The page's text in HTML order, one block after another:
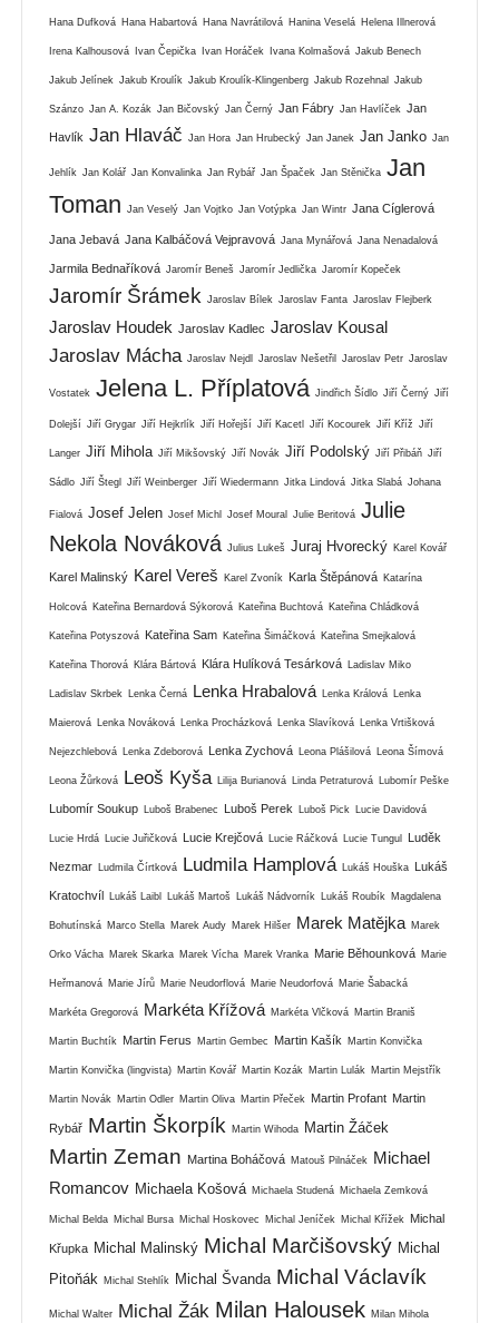
Hana Dufková Hana Habartová Hana Navrátilová Hanina Veselá Helena Illnerová
Irena Kalhousová Ivan Čepička Ivan Horáček Ivana Kolmašová Jakub Benech
Jakub Jelínek Jakub Kroulík Jakub Kroulík-Klingenberg Jakub Rozehnal Jakub
Szánzo Jan A. Kozák Jan Bičovský Jan Černý Jan Fábry Jan Havlíček Jan
Havlík Jan Hlaváč Jan Hora Jan Hrubecký Jan Janek Jan Janko Jan
Jehlík Jan Kolář Jan Konvalinka Jan Rybář Jan Špaček Jan Stěnička Jan
Toman
Jan Veselý Jan Vojtko Jan Votýpka Jan Wintr Jana Cíglerová
Jana Jebavá Jana Kalbáčová Vejpravová Jana Mynářová Jana Nenadalová
Jarmila Bednaříková Jaromír Beneš Jaromír Jedlička Jaromír Kopeček
Jaromír Šrámek Jaroslav Bílek Jaroslav Fanta Jaroslav Flejberk
Jaroslav Houdek Jaroslav Kadlec Jaroslav Kousal
Jaroslav Mácha Jaroslav Nejdl Jaroslav Nešetřil Jaroslav Petr Jaroslav
Vostatek Jelena L. Příplatová Jindřich Šídlo Jiří Černý Jiří
Dolejší Jiří Grygar Jiří Hejkrlík Jiří Hořejší Jiří Kacetl Jiří Kocourek Jiří Kříž Jiří
Langer Jiří Mihola Jiří Mikšovský Jiří Novák Jiří Podolský Jiří Přibáň Jiří
Sádlo Jiří Štegl Jiří Weinberger Jiří Wiedermann Jitka Lindová Jitka Slabá Johana
Fialová Josef Jelen Josef Michl Josef Moural Julie Beritová Julie
Nekola Nováková Julius Lukeš Juraj Hvorecký Karel Kovář
Karel Malinský Karel Vereš Karel Zvoník Karla Štěpánová Katarína
Holcová Kateřina Bernardová Sýkorová Kateřina Buchtová Kateřina Chládková
Kateřina Potyszová Kateřina Sam Kateřina Šimáčková Kateřina Smejkalová
Kateřina Thorová Klára Bártová Klára Hulíková Tesárková Ladislav Miko
Ladislav Skrbek Lenka Černá Lenka Hrabalová Lenka Králová Lenka
Maierová Lenka Nováková Lenka Procházková Lenka Slavíková Lenka Vrtišková
Nejezchlebová Lenka Zdeborová Lenka Zychová Leona Plášilová Leona Šímová
Leona Žůrková Leoš Kyša Lilija Burianová Linda Petraturová Lubomír Peške
Lubomír Soukup Luboš Brabenec Luboš Perek Luboš Pick Lucie Davidová
Lucie Hrdá Lucie Juřičková Lucie Krejčová Lucie Ráčková Lucie Tungul Luděk
Nezmar Ludmila Čírtková Ludmila Hamplová Lukáš Houška Lukáš
Kratochvíl Lukáš Laibl Lukáš Martoš Lukáš Nádvorník Lukáš Roubík Magdalena
Bohutínská Marco Stella Marek Audy Marek Hilšer Marek Matějka Marek
Orko Vácha Marek Skarka Marek Vícha Marek Vranka Marie Běhounková Marie
Heřmanová Marie Jírů Marie Neudorflová Marie Neudorfová Marie Šabacká
Markéta Gregorová Markéta Křížová Markéta Vlčková Martin Braniš
Martin Buchtík Martin Ferus Martin Gembec Martin Kašík Martin Konvička
Martin Konvička (lingvista) Martin Kovář Martin Kozák Martin Lulák Martin Mejstřík
Martin Novák Martin Odler Martin Oliva Martin Přeček Martin Profant Martin
Rybář Martin Škorpík Martin Wihoda Martin Žáček
Martin Zeman Martina Boháčová Matouš Pilnáček
Michael
Romancov Michaela Košová Michaela Studená Michaela Zemková
Michal Belda Michal Bursa Michal Hoskovec Michal Jeníček Michal Křížek Michal
Křupka Michal Malinský Michal Marčišovský Michal
Pitoňák
Michal Stehlík Michal Švanda Michal Václavík
Michal Walter Michal Žák Milan Halousek Milan Mihola